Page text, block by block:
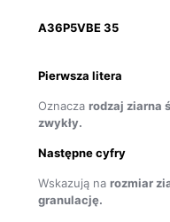
A36P5VBE 35
Pierwsza litera
Oznacza rodzaj ziarna
zwykły.
Następne cyfry
Wskazują na rozmiar
granulację.